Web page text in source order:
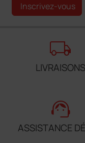
Inscrivez-vous
local_shipping
LIVRAISONS
support_agent
ASSISTANCE